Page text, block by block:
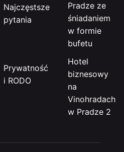
Najczęstsze
pytania
Prywatność
i RODO
Pradze ze
śniadaniem
w formie
bufetu
Hotel
biznesowy
na
Vinohradach
w Pradze 2